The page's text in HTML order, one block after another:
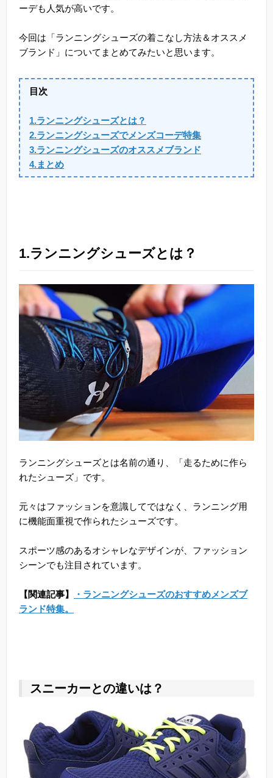
ーデも人気が高いです。
今回は「ランニングシューズの着こなし方法＆オススメ
ブランド」についてまとめてみたいと思います。
目次
1.ランニングシューズとは？
2.ランニングシューズでメンズコーデ特集
3.ランニングシューズのオススメブランド
4.まとめ
1.ランニングシューズとは？
ランニングシューズとは名前の通り、「走るために作ら
れたシューズ」です。
元々はファッションを意識してではなく、ランニング用
に機能面重視で作られたシューズです。
スポーツ感のあるオシャレなデザインが、ファッション
シーンでも注目されています。
【関連記事】
・ランニングシューズのおすすめメンズブ
ランド特集。
スニーカーとの違いは？